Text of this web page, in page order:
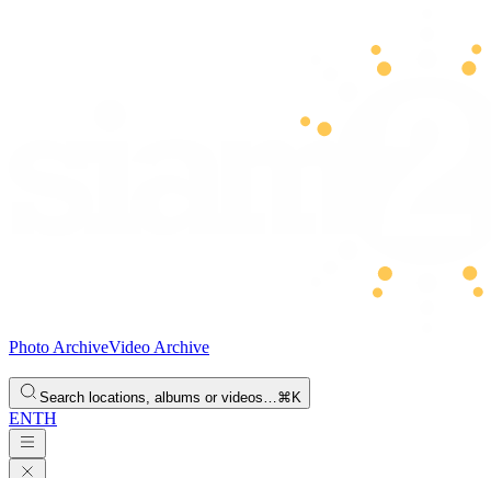
Photo ArchiveVideo Archive
Search locations, albums or videos…⌘K
ENTH